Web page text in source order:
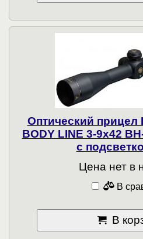
Оптический прицел
BODY LINE 3-9x42
с
Цена нет в
В
В